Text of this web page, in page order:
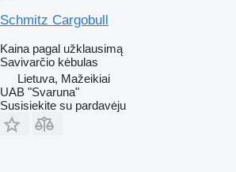
Schmitz Cargobull
Kaina pagal užklausimą
Savivarčio kėbulas
Lietuva, Mažeikiai
UAB "Svaruna"
Susisiekite su pardavėju